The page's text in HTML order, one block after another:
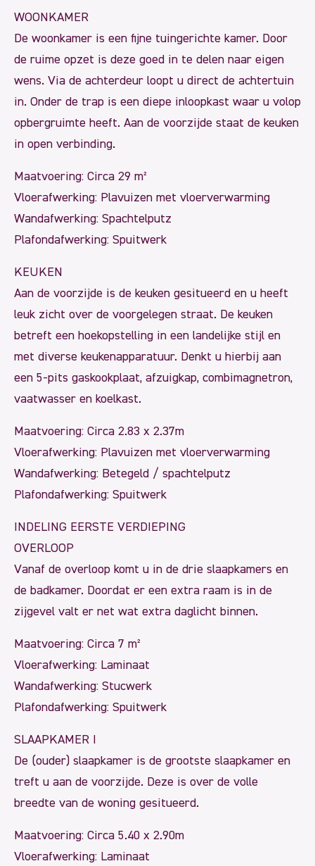
WOONKAMER
De woonkamer is een fijne tuingerichte kamer. Door
de ruime opzet is deze goed in te delen naar eigen
wens. Via de achterdeur loopt u direct de achtertuin
in. Onder de trap is een diepe inloopkast waar u volop
opbergruimte heeft. Aan de voorzijde staat de keuken
in open verbinding.
Maatvoering: Circa 29 m²
Vloerafwerking: Plavuizen met vloerverwarming
Wandafwerking: Spachtelputz
Plafondafwerking: Spuitwerk
KEUKEN
Aan de voorzijde is de keuken gesitueerd en u heeft
leuk zicht over de voorgelegen straat. De keuken
betreft een hoekopstelling in een landelijke stijl en
met diverse keukenapparatuur. Denkt u hierbij aan
een 5-pits gaskookplaat, afzuigkap, combimagnetron,
vaatwasser en koelkast.
Maatvoering: Circa 2.83 x 2.37m
Vloerafwerking: Plavuizen met vloerverwarming
Wandafwerking: Betegeld / spachtelputz
Plafondafwerking: Spuitwerk
INDELING EERSTE VERDIEPING
OVERLOOP
Vanaf de overloop komt u in de drie slaapkamers en
de badkamer. Doordat er een extra raam is in de
zijgevel valt er net wat extra daglicht binnen.
Maatvoering: Circa 7 m²
Vloerafwerking: Laminaat
Wandafwerking: Stucwerk
Plafondafwerking: Spuitwerk
SLAAPKAMER I
De (ouder) slaapkamer is de grootste slaapkamer en
treft u aan de voorzijde. Deze is over de volle
breedte van de woning gesitueerd.
Maatvoering: Circa 5.40 x 2.90m
Vloerafwerking: Laminaat